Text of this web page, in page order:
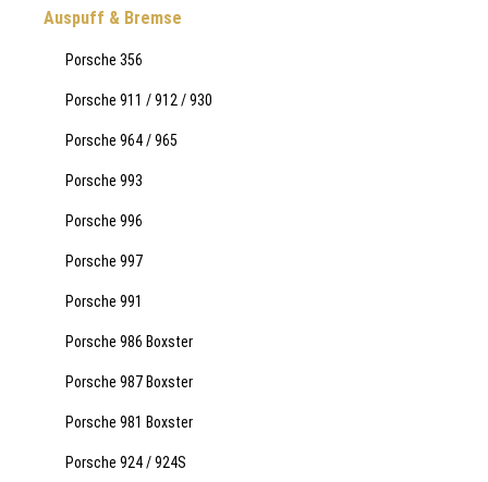
Auspuff & Bremse
Porsche 356
Porsche 911 / 912 / 930
Porsche 964 / 965
Porsche 993
Porsche 996
Porsche 997
Porsche 991
Porsche 986 Boxster
Porsche 987 Boxster
Porsche 981 Boxster
Porsche 924 / 924S